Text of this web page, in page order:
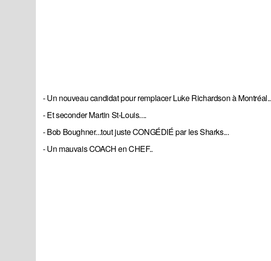
- Un nouveau candidat pour remplacer Luke Richardson à Montréal..
- Et seconder Martin St-Louis....
- Bob Boughner...tout juste CONGÉDIÉ par les Sharks...
- Un mauvais COACH en CHEF..